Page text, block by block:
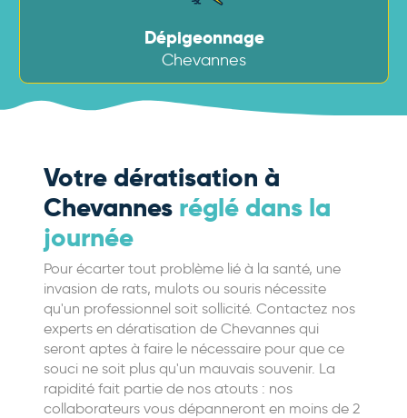
Dépigeonnage
Chevannes
Votre dératisation à
Chevannes réglé dans la
journée
Pour écarter tout problème lié à la santé, une
invasion de rats, mulots ou souris nécessite
qu'un professionnel soit sollicité. Contactez nos
experts en dératisation de Chevannes qui
seront aptes à faire le nécessaire pour que ce
souci ne soit plus qu'un mauvais souvenir. La
rapidité fait partie de nos atouts : nos
collaborateurs vous dépanneront en moins de 2